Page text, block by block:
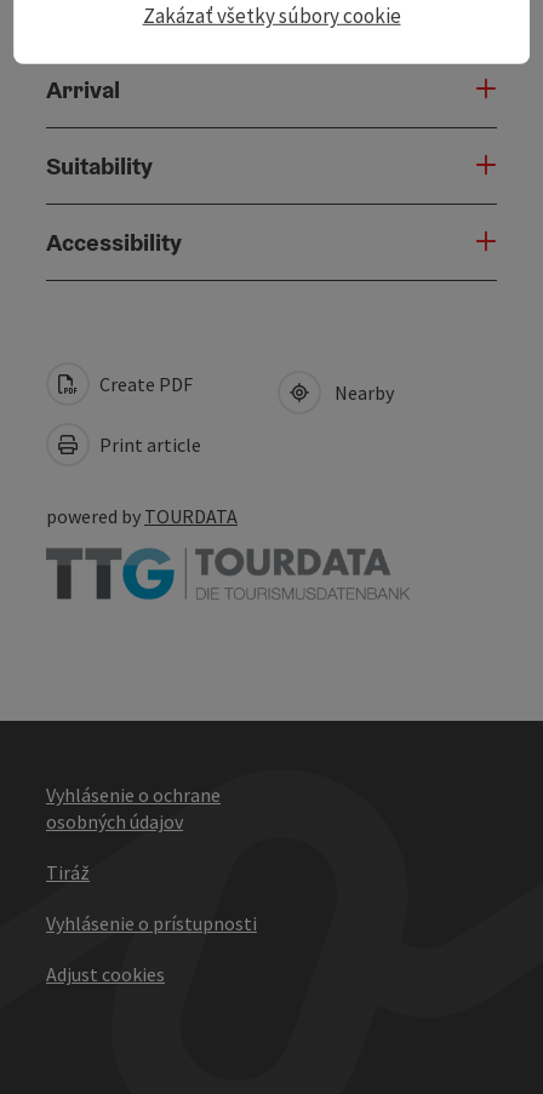
Arrival
Suitability
Accessibility
Create PDF
Print article
Nearby
powered by TOURDATA
Vyhlásenie o ochrane
osobných údajov
Tiráž
Vyhlásenie o prístupnosti
Adjust cookies
Zakázať všetky súbory cookie